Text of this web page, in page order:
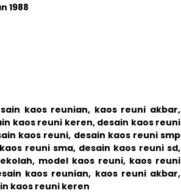
1988
kaos reunian, kaos reuni akbar,
kaos reuni keren, desain kaos reuni
kaos reuni, desain kaos reuni smp
reuni sma, desain kaos reuni sd,
, model kaos reuni, kaos reuni
kaos reunian, kaos reuni akbar,
kaos reuni keren